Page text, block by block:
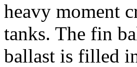
heavy moment
tanks. The fin
ballast is filled